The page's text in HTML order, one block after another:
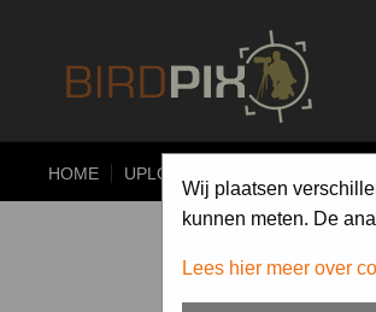
HOME UPLOAD
Wij plaatsen
kunnen meten. De
Lees hier meer over